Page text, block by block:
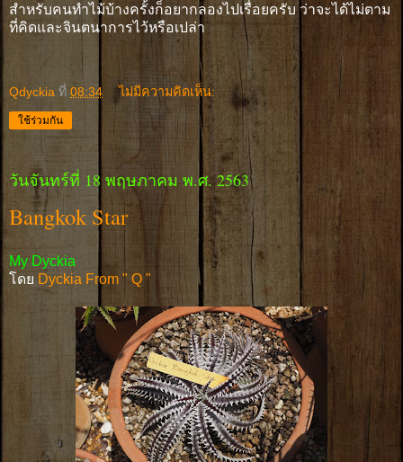
สำหรับคนทำไม้บ้างครั้งก็อยากลองไปเรื่อยครับ ว่าจะได้ไม่ตาม
ที่คิดและจินตนาการไว้หรือเปล่า
Qdyckia ที่ 08:34 ไม่มีความคิดเห็น:
ใช้ร่วมกัน
วันจันทร์ที่ 18 พฤษภาคม พ.ศ. 2563
Bangkok Star
My Dyckia
โดย Dyckia From " Q "